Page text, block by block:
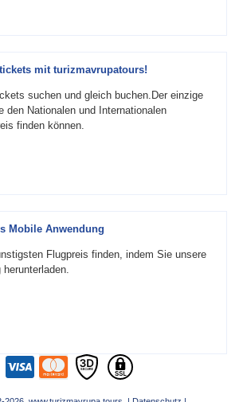
mit turizmavrupatours!
suchen und gleich buchen.Der einzige
den Nationalen und Internationalen
finden können.
Mobile Anwendung
Flugpreis finden, indem Sie unsere
herunterladen.